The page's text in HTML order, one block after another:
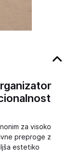
za visoko
preproge z
estetiko